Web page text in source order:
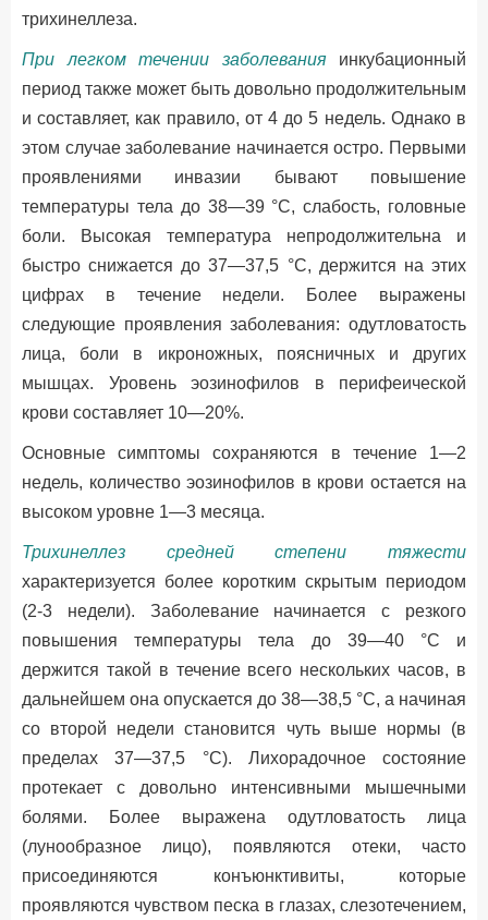
трихинеллеза.
При легком течении заболеванияинкубационный
период также может быть довольно продолжительным
и составляет, как правило, от 4 до 5 недель. Однако в
этом случае заболевание начинается остро. Первыми
проявлениями инвазии бывают повышение
температуры тела до 38—39 °С, слабость, головные
боли. Высокая температура непродолжительна и
быстро снижается до 37—37,5 °С, держится на этих
цифрах в течение недели. Более выражены
следующие проявления заболевания: одутловатость
лица, боли в икроножных, поясничных и других
мышцах. Уровень эозинофилов в перифеической
крови составляет 10—20%.
Основные симптомы сохраняются в течение 1—2
недель, количество эозинофилов в крови остается на
высоком уровне 1—3 месяца.
Трихинеллез средней степени тяжести
характеризуется более коротким скрытым периодом
(2-3 недели). Заболевание начинается с резкого
повышения температуры тела до 39—40 °С и
держится такой в течение всего нескольких часов, в
дальнейшем она опускается до 38—38,5 °С, а начиная
со второй недели становится чуть выше нормы (в
пределах 37—37,5 °С). Лихорадочное состояние
протекает с довольно интенсивными мышечными
болями. Более выражена одутловатость лица
(лунообразное лицо), появляются отеки, часто
присоединяются конъюнктивиты, которые
проявляются чувством песка в глазах, слезотечением,